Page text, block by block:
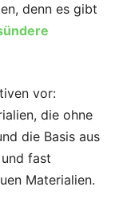
denn es gibt
vor:
die ohne
die Basis aus
fast
Materialien.